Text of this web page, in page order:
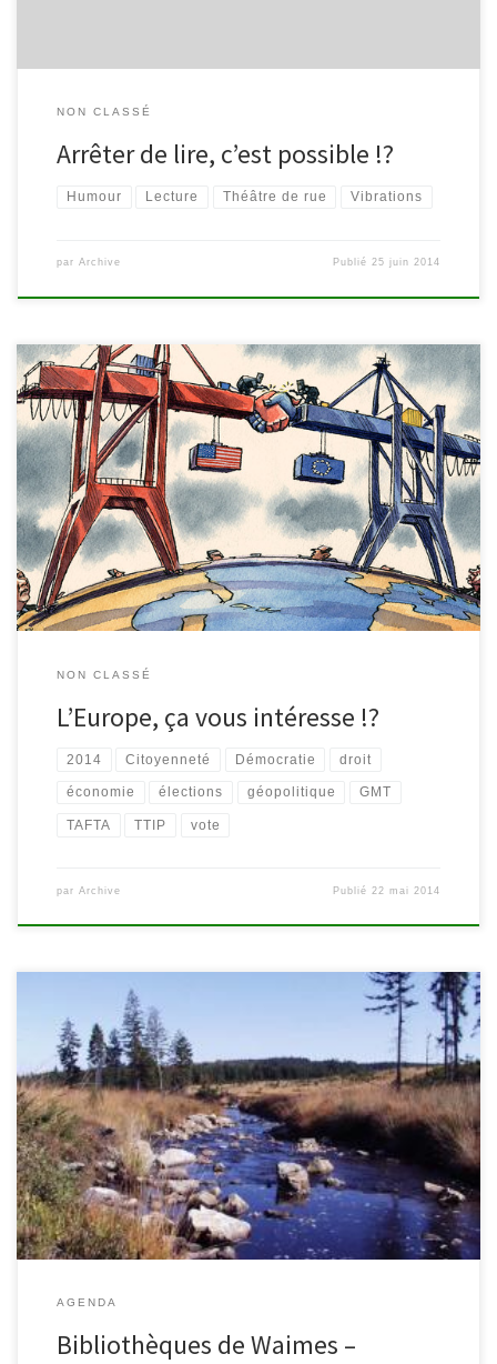
NON CLASSÉ
Arrêter de lire, c’est possible !?
Humour Lecture Théâtre de rue Vibrations
par Archive Publié25 juin 2014
Un nouveau projet a vu le jour à la bibliothèque de Malmedy.
Après deux journées de collecte d’avis tous azimuts, il nous
semblait incontournable de vous informer des enjeux des
prochaines élections de fin mai 2014. Ayant la volonté d’initier une
réflexion de fond auprès des gens, la bibliothèque s’est […]
NON CLASSÉ
L’Europe, ça vous intéresse !?
2014 Citoyenneté Démocratie droit
économie élections géopolitique GMT
TAFTA TTIP vote
par Archive Publié 22 mai 2014
Dans le cadre de l’Observatoire Citoyen du Paysage d’Inter
Environnement Wallonie, les bibliothèques de Waimes accueillent
une exposition de photographies de paysages du bassin de
l’Amblève et de la Province de Liège au fil des saisons. Exposition
accessible durant les heures d’ouverture. Une organisation du
Contrat Rivière Amblève, d’Inter Environnement […]
AGENDA
Bibliothèques de Waimes –